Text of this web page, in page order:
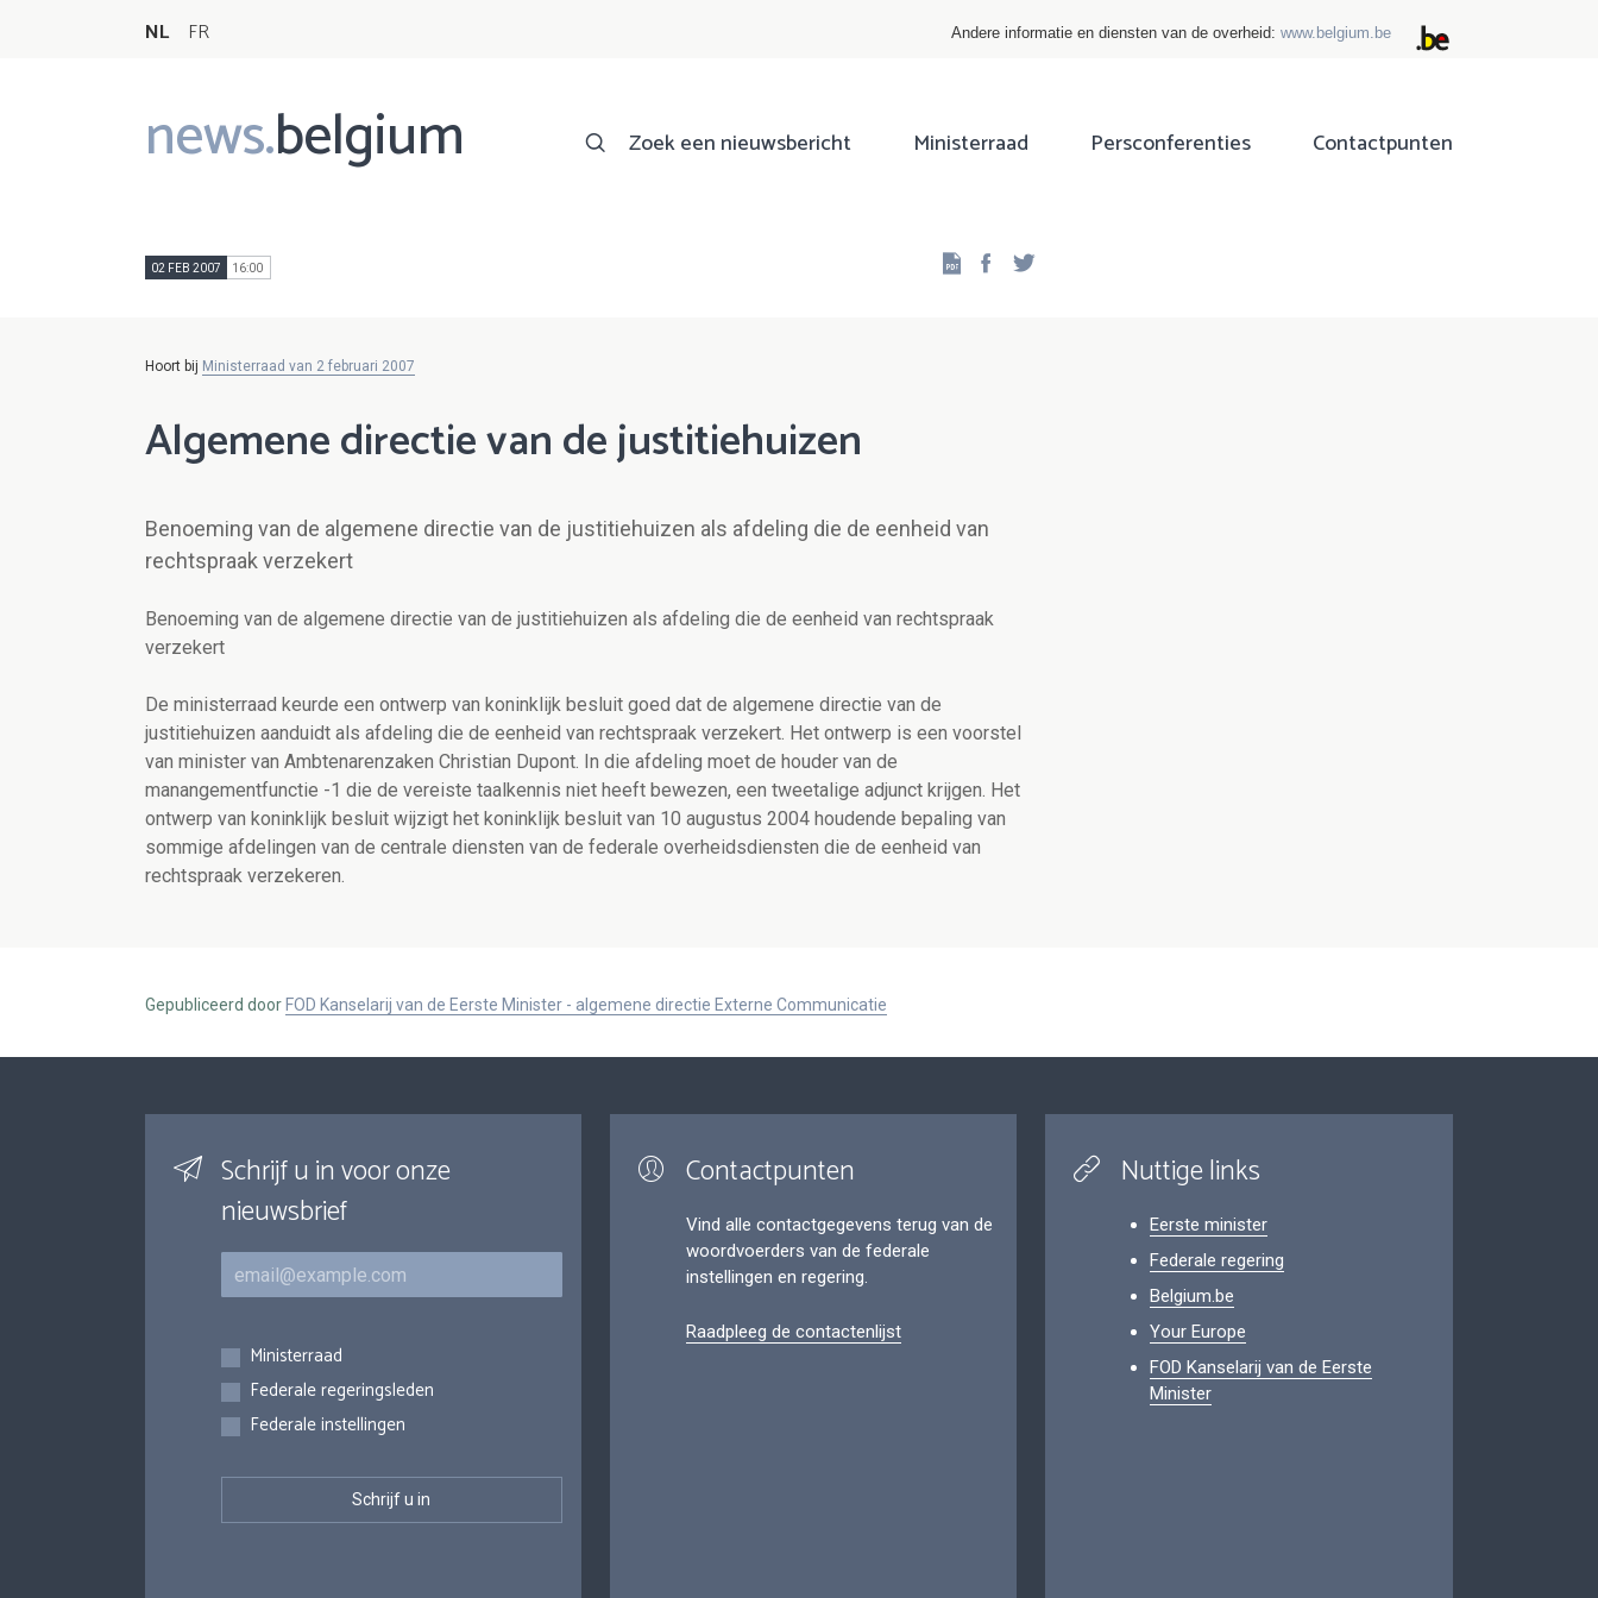
NL FR Andere informatie en diensten van de overheid: www.belgium.be
news.belgium
Main
navigation
Zoek een nieuwsbericht Ministerraad Persconferenties Contactpunten
02 FEB 2007 16:00 Facebook
Hoort bij Ministerraad van 2 februari 2007
Algemene directie van de justitiehuizen
Benoeming van de algemene directie van de justitiehuizen als afdeling die de eenheid van
rechtspraak verzekert
Benoeming van de algemene directie van de justitiehuizen als afdeling die de eenheid van rechtspraak
verzekert
De ministerraad keurde een ontwerp van koninklijk besluit goed dat de algemene directie van de
justitiehuizen aanduidt als afdeling die de eenheid van rechtspraak verzekert. Het ontwerp is een voorstel
van minister van Ambtenarenzaken Christian Dupont. In die afdeling moet de houder van de
manangementfunctie -1 die de vereiste taalkennis niet heeft bewezen, een tweetalige adjunct krijgen. Het
ontwerp van koninklijk besluit wijzigt het koninklijk besluit van 10 augustus 2004 houdende bepaling van
sommige afdelingen van de centrale diensten van de federale overheidsdiensten die de eenheid van
rechtspraak verzekeren.
Gepubliceerd door FOD Kanselarij van de Eerste Minister - algemene directie Externe Communicatie
Schrijf u in voor onze
nieuwsbrief
E-mail
Inschrijvingen
Ministerraad
Federale regeringsleden
Federale instellingen
Contactpunten
Vind alle contactgegevens terug van de
woordvoerders van de federale
instellingen en regering.
Raadpleeg de contactenlijst
Nuttige links
Eerste minister
Federale regering
Belgium.be
Your Europe
FOD Kanselarij van de Eerste
Minister